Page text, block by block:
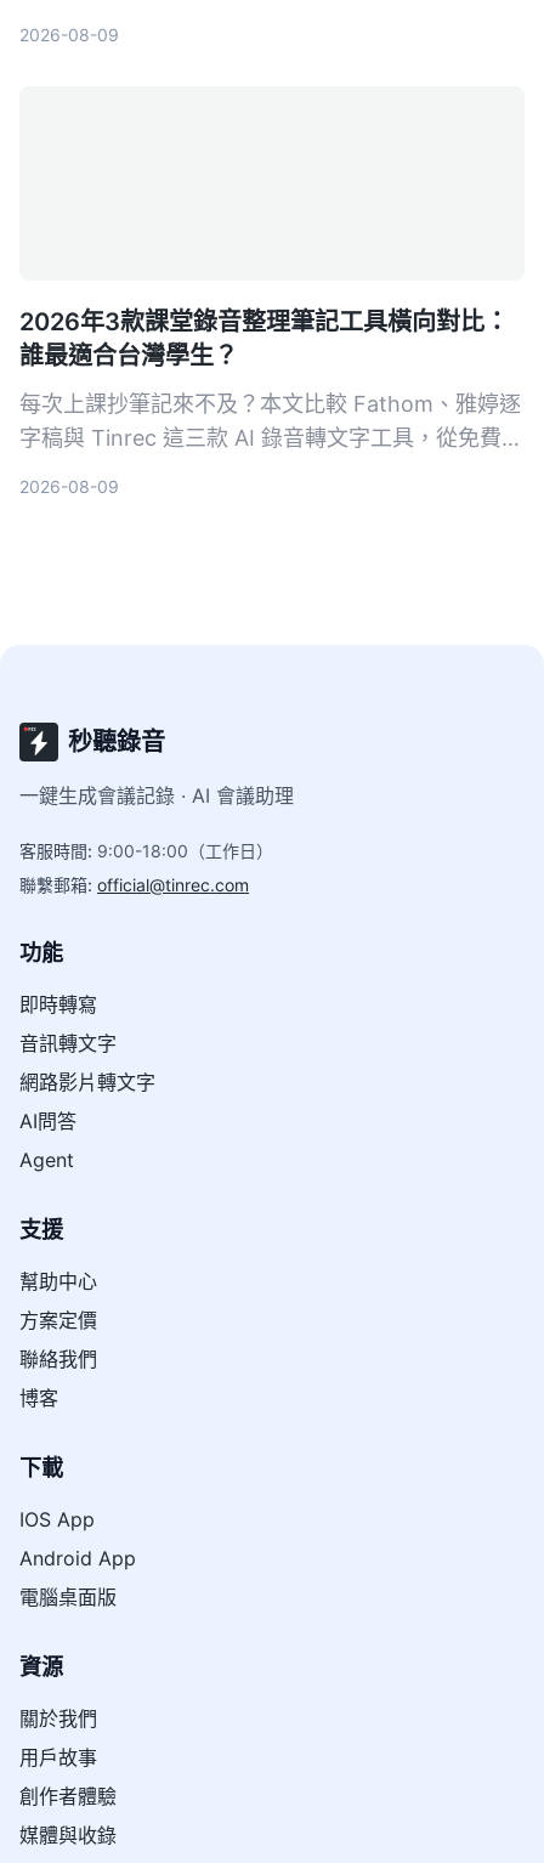
2026-08-09
2026年3款課堂錄音整理筆記工具橫向對比：
誰最適合台灣學生？
每次上課抄筆記來不及？本文比較 Fathom、雅婷逐
字稿與 Tinrec 這三款 AI 錄音轉文字工具，從免費額
2026-08-09
秒聽錄音
一鍵生成會議記錄 · AI 會議助理
客服時間: 9:00-18:00（工作日）
聯繫郵箱: official@tinrec.com
功能
即時轉寫
音訊轉文字
網路影片轉文字
AI問答
Agent
支援
幫助中心
方案定價
聯絡我們
博客
下載
IOS App
Android App
電腦桌面版
資源
關於我們
用戶故事
創作者體驗
媒體與收錄